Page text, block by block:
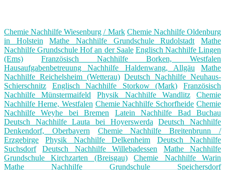
Chemie Nachhilfe Wiesenburg / Mark Chemie Nachhilfe Oldenburg
in Holstein
Mathe Nachhilfe Grundschule Rudolstadt
Mathe
Nachhilfe Grundschule Hof an der Saale Englisch Nachhilfe Lingen
(Ems)
Französisch Nachhilfe Borken, Westfalen
Hausaufgabenbetreuung Nachhilfe Haldenwang, Allgäu
Mathe
Nachhilfe Reichelsheim (Wetterau) Deutsch Nachhilfe Neuhaus-
Schierschnitz
Englisch Nachhilfe Storkow (Mark)
Französisch
Nachhilfe Münstermaifeld
Physik Nachhilfe Wandlitz
Chemie
Nachhilfe Herne, Westfalen Chemie Nachhilfe Schorfheide Chemie
Nachhilfe Weyhe bei Bremen
Latein Nachhilfe Bad Buchau
Deutsch Nachhilfe Lauta bei Hoyerswerda
Deutsch Nachhilfe
Denkendorf, Oberbayern
Chemie Nachhilfe Breitenbrunn /
Erzgebirge
Physik Nachhilfe Delkenheim
Deutsch Nachhilfe
Suchsdorf
Deutsch Nachhilfe Willebadessen
Mathe Nachhilfe
Grundschule Kirchzarten (Breisgau)
Chemie Nachhilfe Warin
Mathe Nachhilfe Grundschule Speichersdorf